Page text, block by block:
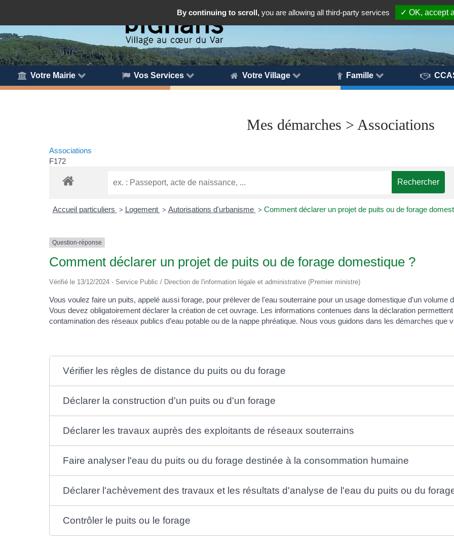
Votre Mairie Vos Services Votre Village Famille
Mes démarches > Associations
Associations
F172
Accueil particuliers > Logement > Autorisations d'urbanisme > Comment déclarer un projet de puits ou de forage
Question-réponse
Comment déclarer un projet de puits ou de forage domestique ?
Vérifié le 13/12/2024 - Service Public / Direction de l'information légale et administrative (Premier ministre)
Vous voulez faire un puits, appelé aussi forage, pour prélever de l'eau souterraine pour un usage domestique d'un
Vous devez obligatoirement déclarer la création de cet ouvrage. Les informations contenues dans la déclaration
contamination des réseaux publics d’eau potable ou de la nappe phréatique. Nous vous guidons dans les démarches que
Vérifier les règles de distance du puits ou du forage
Déclarer la construction d'un puits ou d'un forage
Déclarer les travaux auprès des exploitants de réseaux souterrains
Faire analyser l'eau du puits ou du forage destinée à la consommation humaine
Déclarer l'achèvement des travaux et les résultats d'analyse de l'eau du puits ou du
Contrôler le puits ou le forage
By continuing to scroll, you are allowing all third-party services ✓ OK, accept